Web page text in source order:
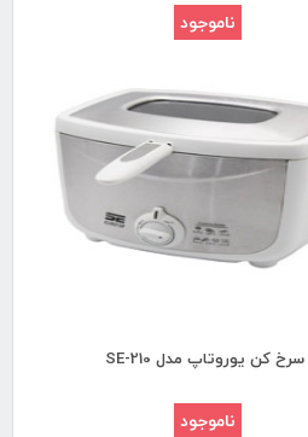
ناموجود
سرخ کن یوروتاپ مدل SE-210
ناموجود